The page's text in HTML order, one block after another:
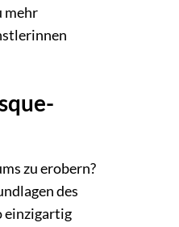
mehr
zu erobern?
des
einzigartig